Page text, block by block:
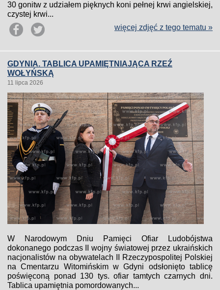
30 gonitw z udziałem pięknych koni pełnej krwi angielskiej,
czystej krwi...
więcej zdjęć z tego tematu »
GDYNIA. TABLICA UPAMIĘTNIAJĄCA RZEŹ
WOŁYŃSKĄ
11 lipca 2026
W Narodowym Dniu Pamięci Ofiar Ludobójstwa
dokonanego podczas II wojny światowej przez ukraińskich
nacjonalistów na obywatelach II Rzeczypospolitej Polskiej
na Cmentarzu Witomińskim w Gdyni odsłonięto tablicę
poświęconą ponad 130 tys. ofiar tamtych czarnych dni.
Tablica upamiętnia pomordowanych...